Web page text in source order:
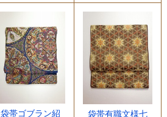
袋帯ゴブラン紹
袋帯有職文様七